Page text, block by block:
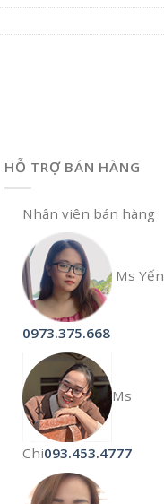
HỖ TRỢ BÁN HÀNG
Nhân viên bán hàng
Ms Yến
0973.375.668
Ms
Chi093.453.4777